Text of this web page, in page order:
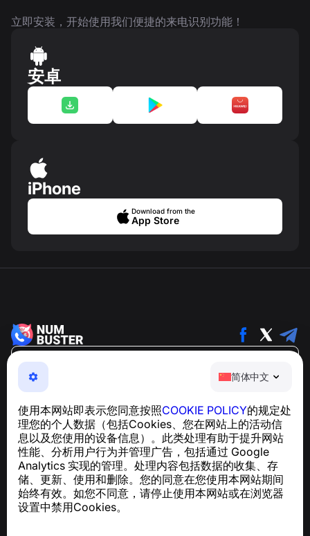
简体中文
使用本网站即表示您同意按照COOKIE POLICY的规定处
理您的个人数据（包括Cookies、您在网站上的活动信
息以及您使用的设备信息）。此类处理有助于提升网站
性能、分析用户行为并管理广告，包括通过 Google
Analytics 实现的管理。处理内容包括数据的收集、存
储、更新、使用和删除。您的同意在您使用本网站期间
始终有效。如您不同意，请停止使用本网站或在浏览器
设置中禁用Cookies。
立即安装，开始使用我们便捷的来电识别功能！
安卓
iPhone
Download from the
App Store
NumBuster © 2013—2026 ·
support@numbuster.com
和骚扰短信的侵害
关于 GDPR 合规的咨询：support@numbuster.com
帮助中心
新闻与文章
关于项目
联系方式